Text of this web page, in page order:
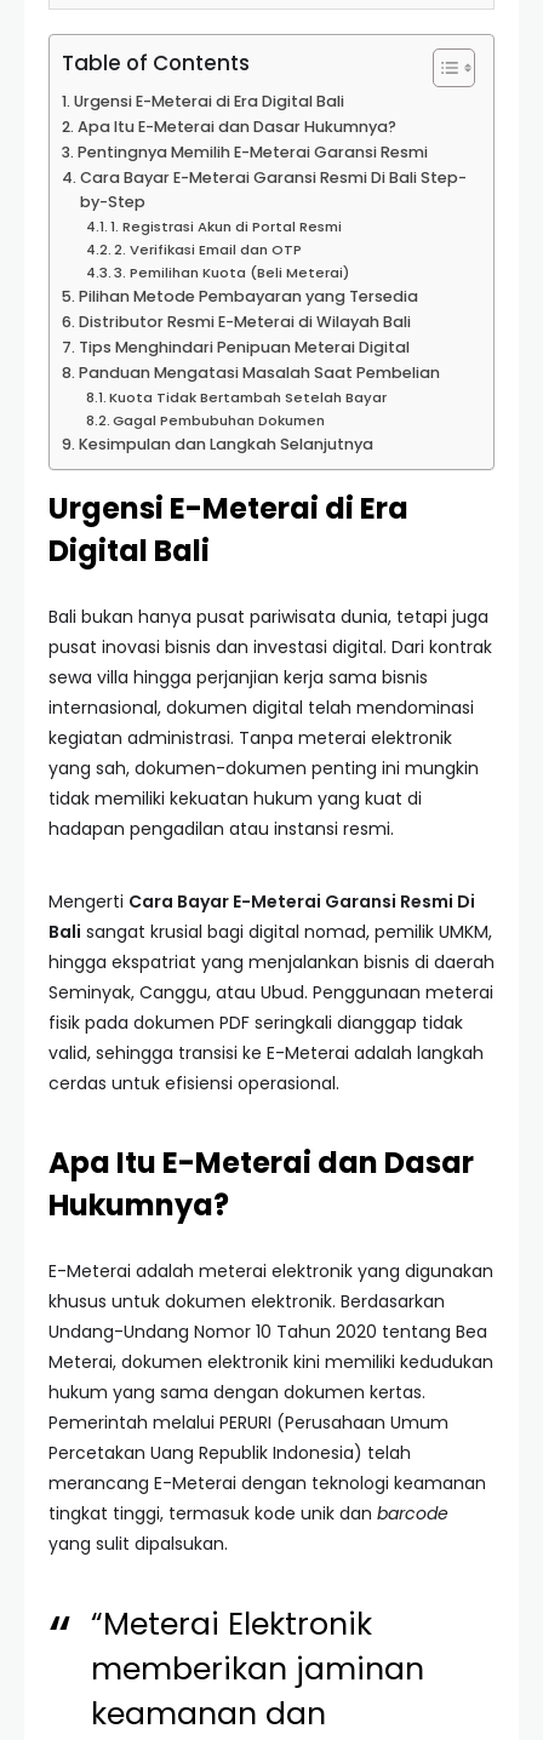
Table of Contents
Urgensi E-Meterai di Era Digital Bali
Apa Itu E-Meterai dan Dasar Hukumnya?
Pentingnya Memilih E-Meterai Garansi Resmi
Cara Bayar E-Meterai Garansi Resmi Di Bali Step-
by-Step
1. Registrasi Akun di Portal Resmi
2. Verifikasi Email dan OTP
3. Pemilihan Kuota (Beli Meterai)
Pilihan Metode Pembayaran yang Tersedia
Distributor Resmi E-Meterai di Wilayah Bali
Tips Menghindari Penipuan Meterai Digital
Panduan Mengatasi Masalah Saat Pembelian
Kuota Tidak Bertambah Setelah Bayar
Gagal Pembubuhan Dokumen
Kesimpulan dan Langkah Selanjutnya
Urgensi E-Meterai di Era
Digital Bali
Bali bukan hanya pusat pariwisata dunia, tetapi juga
pusat inovasi bisnis dan investasi digital. Dari kontrak
sewa villa hingga perjanjian kerja sama bisnis
internasional, dokumen digital telah mendominasi
kegiatan administrasi. Tanpa meterai elektronik
yang sah, dokumen-dokumen penting ini mungkin
tidak memiliki kekuatan hukum yang kuat di
hadapan pengadilan atau instansi resmi.
Mengerti Cara Bayar E-Meterai Garansi Resmi Di
Bali sangat krusial bagi digital nomad, pemilik UMKM,
hingga ekspatriat yang menjalankan bisnis di daerah
Seminyak, Canggu, atau Ubud. Penggunaan meterai
fisik pada dokumen PDF seringkali dianggap tidak
valid, sehingga transisi ke E-Meterai adalah langkah
cerdas untuk efisiensi operasional.
Apa Itu E-Meterai dan Dasar
Hukumnya?
E-Meterai adalah meterai elektronik yang digunakan
khusus untuk dokumen elektronik. Berdasarkan
Undang-Undang Nomor 10 Tahun 2020 tentang Bea
Meterai, dokumen elektronik kini memiliki kedudukan
hukum yang sama dengan dokumen kertas.
Pemerintah melalui PERURI (Perusahaan Umum
Percetakan Uang Republik Indonesia) telah
merancang E-Meterai dengan teknologi keamanan
tingkat tinggi, termasuk kode unik dan barcode
yang sulit dipalsukan.
“Meterai Elektronik
memberikan jaminan
keamanan dan